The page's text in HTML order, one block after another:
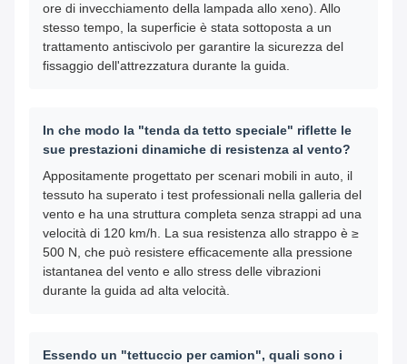
ore di invecchiamento della lampada allo xeno). Allo
stesso tempo, la superficie è stata sottoposta a un
trattamento antiscivolo per garantire la sicurezza del
fissaggio dell'attrezzatura durante la guida.
In che modo la "tenda da tetto speciale" riflette le
sue prestazioni dinamiche di resistenza al vento?
Appositamente progettato per scenari mobili in auto, il
tessuto ha superato i test professionali nella galleria del
vento e ha una struttura completa senza strappi ad una
velocità di 120 km/h. La sua resistenza allo strappo è ≥
500 N, che può resistere efficacemente alla pressione
istantanea del vento e allo stress delle vibrazioni
durante la guida ad alta velocità.
Essendo un "tettuccio per camion", quali sono i